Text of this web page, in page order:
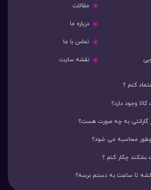
مقالات
درباره ما
تماس با ما
نقشه سایت
کنم ؟
وجود دارد؟
گارانتی به چه صورت هست؟
چطور محاسبه می شود؟
بشکند چکار کنم ؟
تا ساعت به دستم برسه؟